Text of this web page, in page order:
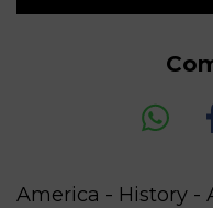
America - History -